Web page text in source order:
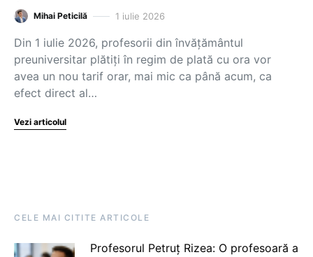
Mihai Peticilă 1 iulie 2026
Din 1 iulie 2026, profesorii din învățământul
preuniversitar plătiți în regim de plată cu ora vor
avea un nou tarif orar, mai mic ca până acum, ca
efect direct al…
Vezi articolul
CELE MAI CITITE ARTICOLE
Profesorul Petruț Rizea: O profesoară a